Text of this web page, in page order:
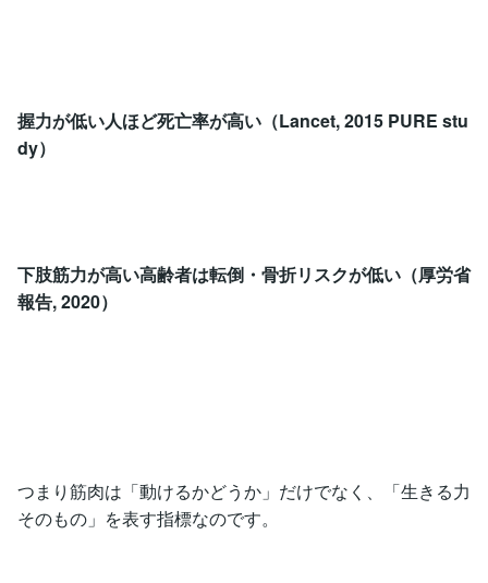
握力が低い人ほど死亡率が高い（Lancet, 2015 PURE stu
dy）
下肢筋力が高い高齢者は転倒・骨折リスクが低い（厚労省
報告, 2020）
つまり筋肉は「動けるかどうか」だけでなく、「生きる力
そのもの」を表す指標なのです。